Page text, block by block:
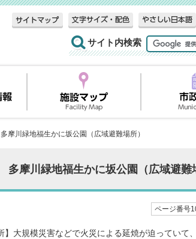
サイト内検索
川緑地福生かに坂公園（広域避難場所）
摩川緑地福生かに坂公園（広域避難
ページ番号
】大規模災害などで火災による延焼が迫ってい